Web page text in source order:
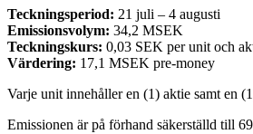
Teckningsperiod: 21 juli – 4 augusti
Emissionsvolym: 34,2 MSEK
Teckningskurs: 0,03 SEK per unit och
Värdering: 17,1 MSEK pre-money
Varje unit innehåller en (1) aktie samt en
Emissionen är på förhand säkerställd till